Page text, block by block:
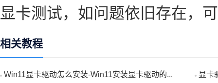
显卡测试，如问题依旧存在，
相关教程
Win11显卡驱动怎么安装-Win11安装显卡驱动的... 显卡